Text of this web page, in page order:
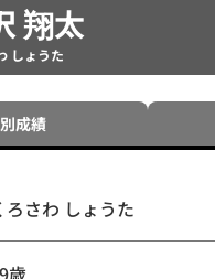
翔太
しょうた
成績
ろさわ しょうた
歳